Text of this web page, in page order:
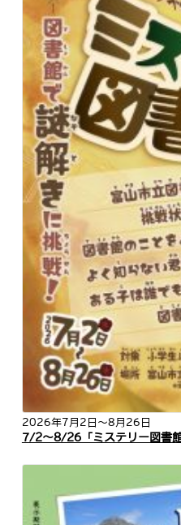
2026年7月2日 ～8月26日
7/2～8/26「ミステリー図書館